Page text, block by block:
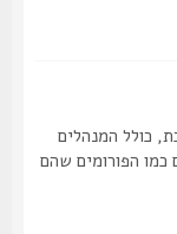
המנהלים
שהם